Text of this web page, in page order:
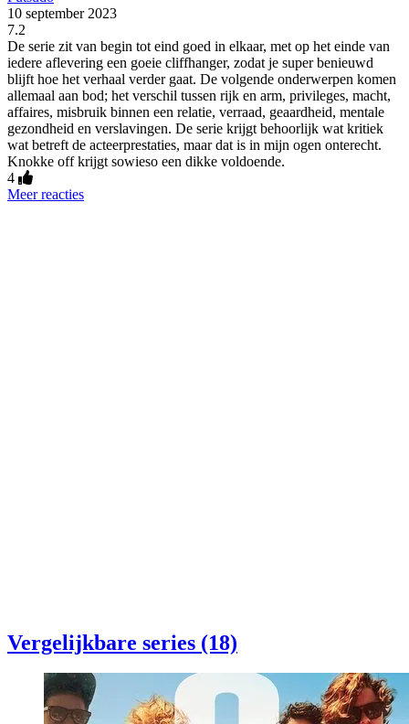
10 september 2023
7.2
De serie zit van begin tot eind goed in elkaar, met op het einde van
iedere aflevering een goeie cliffhanger, zodat je super benieuwd
blijft hoe het verhaal verder gaat. De volgende onderwerpen komen
allemaal aan bod; het verschil tussen rijk en arm, privileges, macht,
affaires, misbruik binnen een relatie, verraad, geaardheid, mentale
gezondheid en verslavingen. De serie krijgt behoorlijk wat kritiek
wat betreft de acteerprestaties, maar dat is in mijn ogen onterecht.
Knokke off krijgt sowieso een dikke voldoende.
4
Meer reacties
Vergelijkbare series (18)